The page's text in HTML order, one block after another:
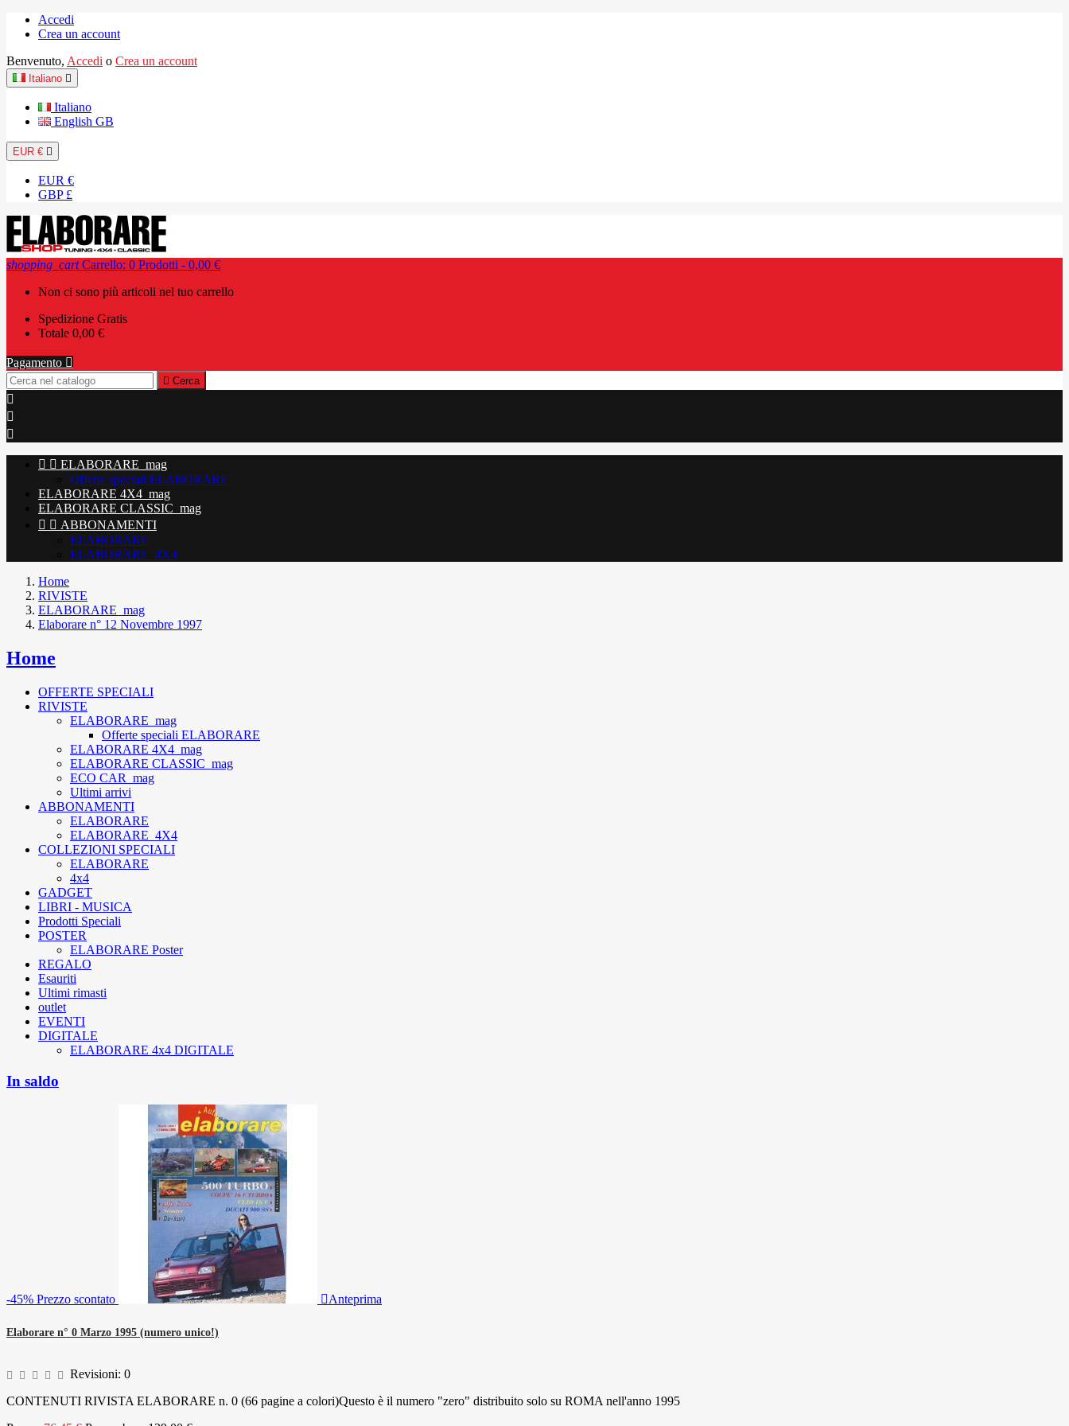
Accedi
Crea un account
Benvenuto, Accedi o Crea un account
Italiano 
Italiano
English GB
EUR € 
EUR €
GBP £
shopping_cart Carrello: 0 Prodotti - 0,00 €
Non ci sono più articoli nel tuo carrello
Spedizione Gratis
Totale 0,00 €
Pagamento 
 Cerca



  ELABORARE_mag
Offerte speciali ELABORARE
ELABORARE 4X4_mag
ELABORARE CLASSIC_mag
  ABBONAMENTI
ELABORARE
ELABORARE_4X4
Home
RIVISTE
ELABORARE_mag
Elaborare n° 12 Novembre 1997
Home
OFFERTE SPECIALI
RIVISTE
ELABORARE_mag
Offerte speciali ELABORARE
ELABORARE 4X4_mag
ELABORARE CLASSIC_mag
ECO CAR_mag
Ultimi arrivi
ABBONAMENTI
ELABORARE
ELABORARE_4X4
COLLEZIONI SPECIALI
ELABORARE
4x4
GADGET
LIBRI - MUSICA
Prodotti Speciali
POSTER
ELABORARE Poster
REGALO
Esauriti
Ultimi rimasti
outlet
EVENTI
DIGITALE
ELABORARE 4x4 DIGITALE
In saldo
-45% Prezzo scontato Anteprima
Elaborare n° 0 Marzo 1995 (numero unico!)
Revisioni: 0
CONTENUTI RIVISTA ELABORARE n. 0 (66 pagine a colori)Questo è il numero "zero" distribuito solo su ROMA nell'anno 1995